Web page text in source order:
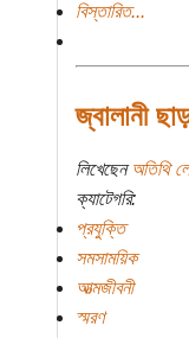
বিস্তারিত...
জ্বালানী
লিখেছেনঅতিথি
ক্যাটেগরি:
প্রযুক্তি
সমসাময়িক
আত্মজীবনী
স্মরণ